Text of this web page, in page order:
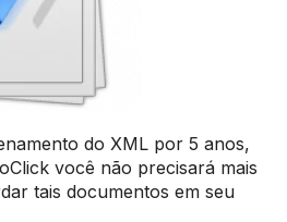
do XML por 5 anos,
você não precisará mais
tais documentos em seu